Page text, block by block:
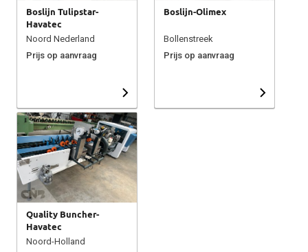
Boslijn Tulipstar-
Havatec
Noord Nederland
Prijs op aanvraag
Boslijn-Olimex
Bollenstreek
Prijs op aanvraag
Quality Buncher-
Havatec
Noord-Holland